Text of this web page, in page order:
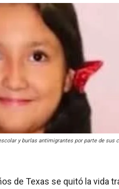
y burlas antimigrantes por parte de sus
de Texas se quitó la vida